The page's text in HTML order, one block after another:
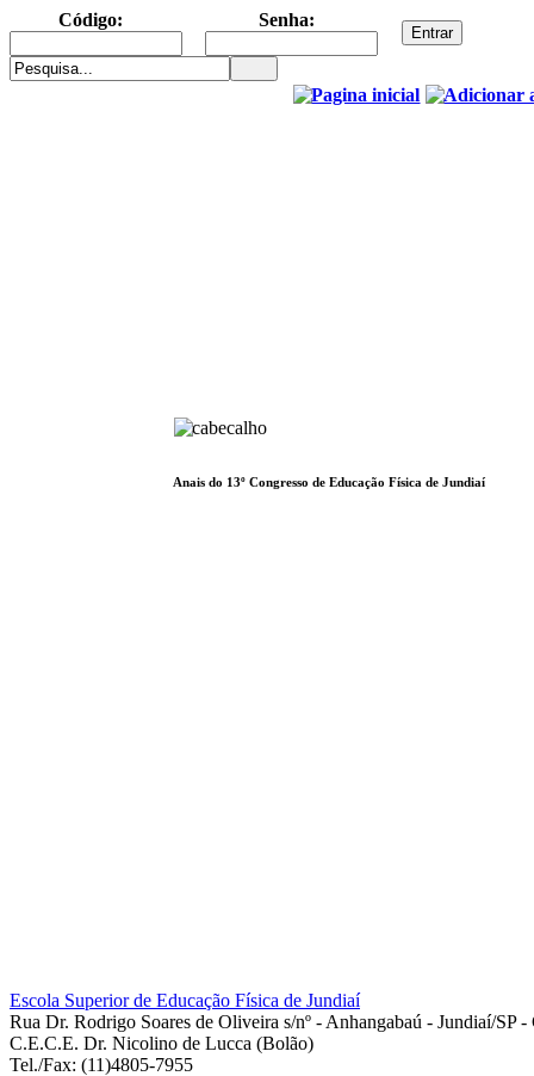
Código: Senha:
Anais do 13º Congresso de Educação Física de Jundiaí
Escola Superior de Educação Física de Jundiaí
Rua Dr. Rodrigo Soares de Oliveira s/nº - Anhangabaú - Jundiaí/SP
C.E.C.E. Dr. Nicolino de Lucca (Bolão)
Tel./Fax: (11)4805-7955